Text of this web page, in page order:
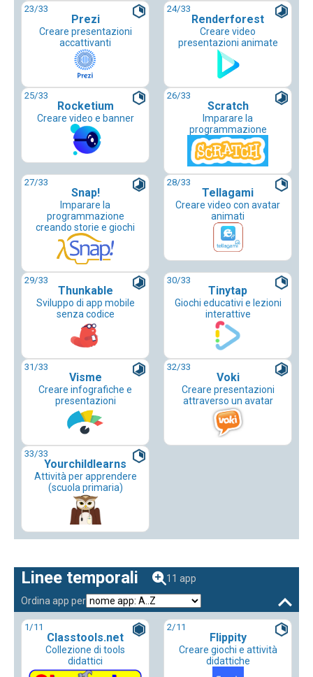
23/33
Prezi
Creare presentazioni
accattivanti
24/33
Renderforest
Creare video
presentazioni animate
25/33
Rocketium
Creare video e banner
26/33
Scratch
Imparare la
programmazione
27/33
Snap!
Imparare la
programmazione
creando storie e giochi
28/33
Tellagami
Creare video con avatar
animati
29/33
Thunkable
Sviluppo di app mobile
senza codice
30/33
Tinytap
Giochi educativi e lezioni
interattive
31/33
Visme
Creare infografiche e
presentazioni
32/33
Voki
Creare presentazioni
attraverso un avatar
33/33
Yourchildlearns
Attività per apprendere
(scuola primaria)
Linee temporali
11 app
Ordina app per
1/11
Classtools.net
Collezione di tools
didattici
2/11
Flippity
Creare giochi e attività
didattiche